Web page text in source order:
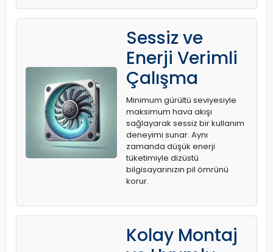
Sessiz ve
Enerji Verimli
Çalışma
Minimum gürültü seviyesiyle
maksimum hava akışı
sağlayarak sessiz bir kullanım
deneyimi sunar. Aynı
zamanda düşük enerji
tüketimiyle dizüstü
bilgisayarınızın pil ömrünü
korur.
Kolay Montaj